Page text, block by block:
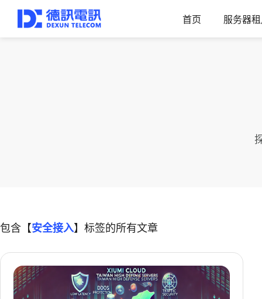
首页 服务器
包含【安全接入】标签的所有文章